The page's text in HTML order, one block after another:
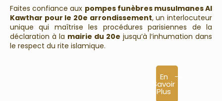
Faites confiance aux pompes funèbres musulmanes Al
Kawthar pour le 20e arrondissement, un interlocuteur
unique qui maîtrise les procédures parisiennes de la
déclaration à la mairie du 20e jusqu’à l’inhumation dans
le respect du rite islamique.
En
Savoir
Plus